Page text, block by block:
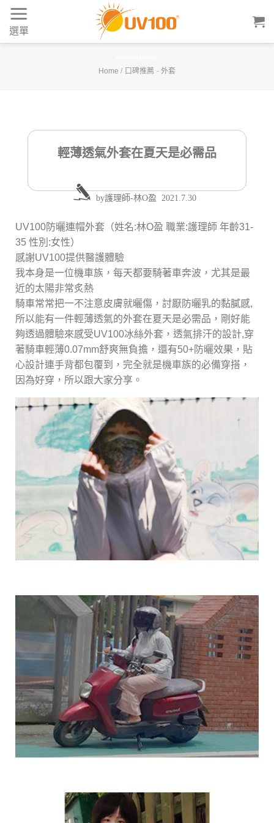
Skip
content
選單
Home / 口碑推薦 - 外套
輕薄透氣外套在夏天是必需品
by護理師-林O盈 2021.7.30
UV100防曬連帽外套（姓名:林O盈 職業:護理師 年齡31-
35 性別:女性）
感謝UV100提供醫護體驗
我本身是一位機車族，每天都要騎著車奔波，尤其是最
近的太陽非常炙熱
騎車常常把一不注意皮膚就曬傷，討厭防曬乳的黏膩感,
所以能有一件輕薄透氣的外套在夏天是必需品，剛好能
夠透過體驗來感受UV100冰絲外套，透氣排汗的設計,穿
著騎車輕薄0.07mm舒爽無負擔，還有50+防曬效果，貼
心設計連手背都包覆到，完全就是機車族的必備穿搭，
因為好穿，所以跟大家分享。